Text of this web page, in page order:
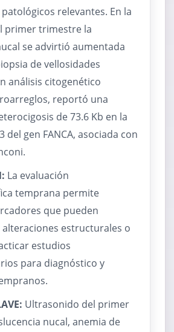
relevantes. En la
primer trimestre la
se advirtió aumentada
de vellosidades
análisis citogenético
reportó una
de 73.6 Kb en la
del gen FANCA, asociada con
La evaluación
temprana permite
que pueden
estructurales o
estudios
para diagnóstico y
Ultrasonido del primer
nucal, anemia de